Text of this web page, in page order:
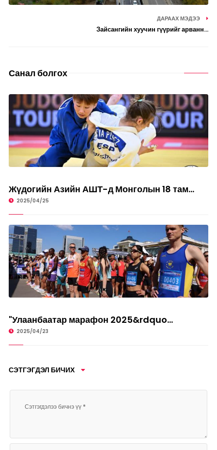
ДАРААХ МЭДЭЭ
Зайсангийн хуучин гүүрийг арванн...
Санал болгох
Жүдогийн Азийн АШТ-д Монголын 18 там...
2025/04/25
"Улаанбаатар марафон 2025&rdquo...
2025/04/23
СЭТГЭГДЭЛ БИЧИХ